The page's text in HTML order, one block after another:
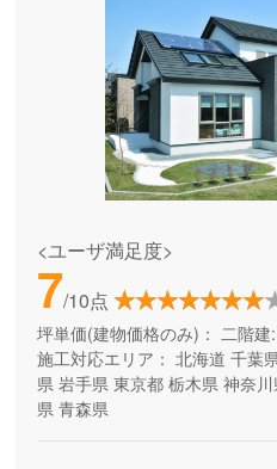
<ユーザ満足度>
7/10点
坪単価(建物価格のみ)： 二階
施工対応エリア： 北海道 千葉
県 岩手県 東京都 栃木県 神奈川
県 青森県